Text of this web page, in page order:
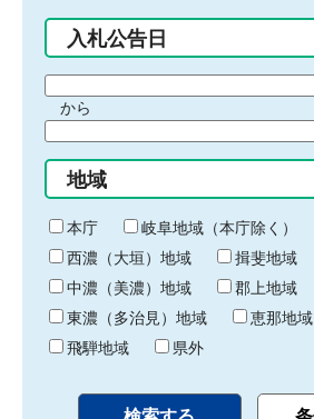
入札公告日
間
始
り
から
間
終
わ
り
地域
本庁
岐阜地域（本庁除く）
西濃（大垣）地域
揖斐地域
中濃（美濃）地域
郡上地域
東濃（多治見）地域
恵那地域
飛騨地域
県外